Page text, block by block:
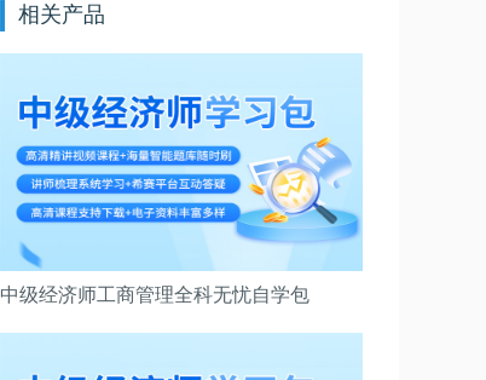
相关产品
中级经济师工商管理全科无忧自学包